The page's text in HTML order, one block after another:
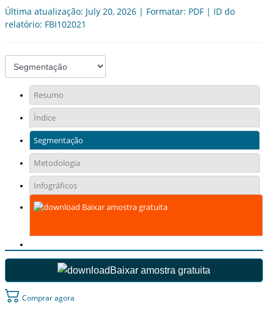
Última atualização: July 20, 2026 | Formatar: PDF | ID do
relatório: FBI102021
Resumo
Índice
Segmentação
Metodologia
Infográficos
Baixar amostra gratuita
Baixar amostra gratuita
Comprar agora